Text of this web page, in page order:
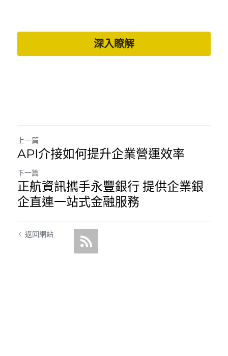
深入瞭解
上一篇
API介接如何提升企業營運效率
下一篇
正航資訊攜手永豐銀行 提供企業銀
企直連一站式金融服務
返回網站